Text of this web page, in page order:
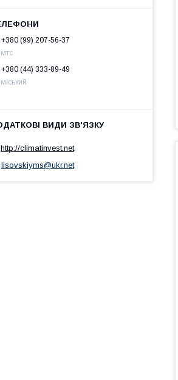
+380 (99) 207-56-37
мтс
+380 (44) 333-89-49
міський
http://climatinvest.net
lisovskiyms@ukr.net